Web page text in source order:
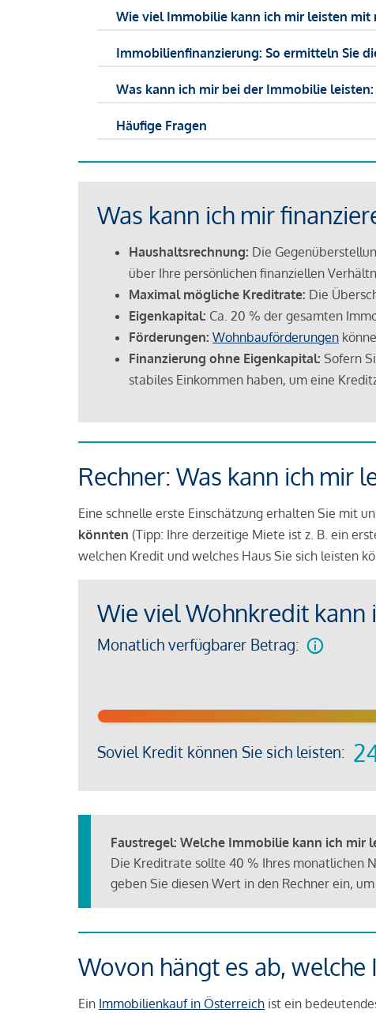
Wie viel Immobilie kann ich mir leisten mit
Immobilienfinanzierung: So ermitteln Sie
Was kann ich mir bei der Immobilie
Häufige Fragen
Was kann ich mir
Haushaltsrechnung: Die
über Ihre persönlichen finanziellen
Maximal mögliche Kreditrate: Die
Eigenkapital: Ca. 20 % der gesamten
Förderungen: Wohnbauförderungen
Finanzierung ohne Eigenkapital: Sofern
stabiles Einkommen haben, um eine
Rechner: Was kann ich mir
Eine schnelle erste Einschätzung erhalten Sie mit
könnten (Tipp: Ihre derzeitige Miete ist z. B. ein
welchen Kredit und welches Haus Sie sich leisten
Wie viel Wohnkredit kann
Monatlich verfügbarer Betrag:
Soviel Kredit können Sie sich leisten:
Faustregel: Welche Immobilie kann ich mir
Die Kreditrate sollte 40 % Ihres monatlichen
geben Sie diesen Wert in den Rechner ein,
Wovon hängt es ab,
Ein Immobilienkauf in Österreich ist ein